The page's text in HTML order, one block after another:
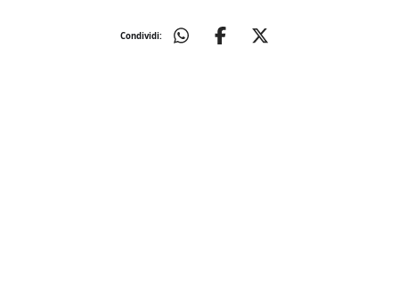
Condividi: